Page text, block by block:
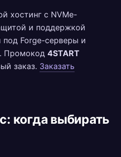
хостинг с NVMe-
и поддержкой
под Forge-серверы и
Промокод 4START
заказ. Заказать
когда выбирать